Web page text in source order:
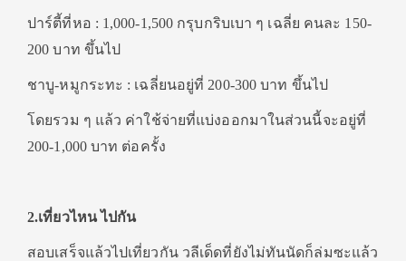
ปาร์ตี้ที่หอ : 1,000-1,500 กรุบกริบเบา ๆ เฉลี่ย คนละ 150-
200 บาท ขึ้นไป
ชาบู-หมูกระทะ : เฉลี่ยนอยู่ที่ 200-300 บาท ขึ้นไป
โดยรวม ๆ แล้ว ค่าใช้จ่ายที่แบ่งออกมาในส่วนนี้จะอยู่ที่
200-1,000 บาท ต่อครั้ง
2.เที่ยวไหน ไปกัน
สอบเสร็จแล้วไปเที่ยวกัน วลีเด็ดที่ยังไม่ทันนัดก็ล่มซะแล้ว